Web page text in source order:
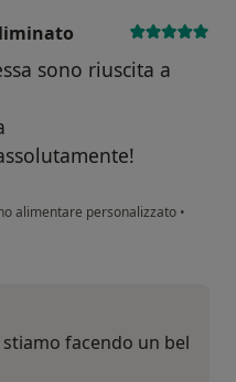
sono riuscita a
alimentare personalizzato •
è stato eliminato
facendo un bel